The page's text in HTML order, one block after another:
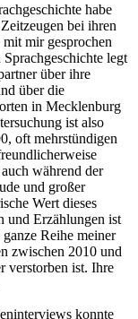
habe
bei ihren
mir gesprochen
legt
über ihre
über die
in Mecklenburg
ist also
oft mehrstündigen
während der
und großer
Wert dieses
und Erzählungen ist
Reihe meiner
zwischen 2010 und
verstorben ist. Ihre
konnte